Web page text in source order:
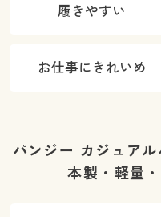
履きやすい
お仕事にきれいめ
パンジー カジュア
本製・軽量